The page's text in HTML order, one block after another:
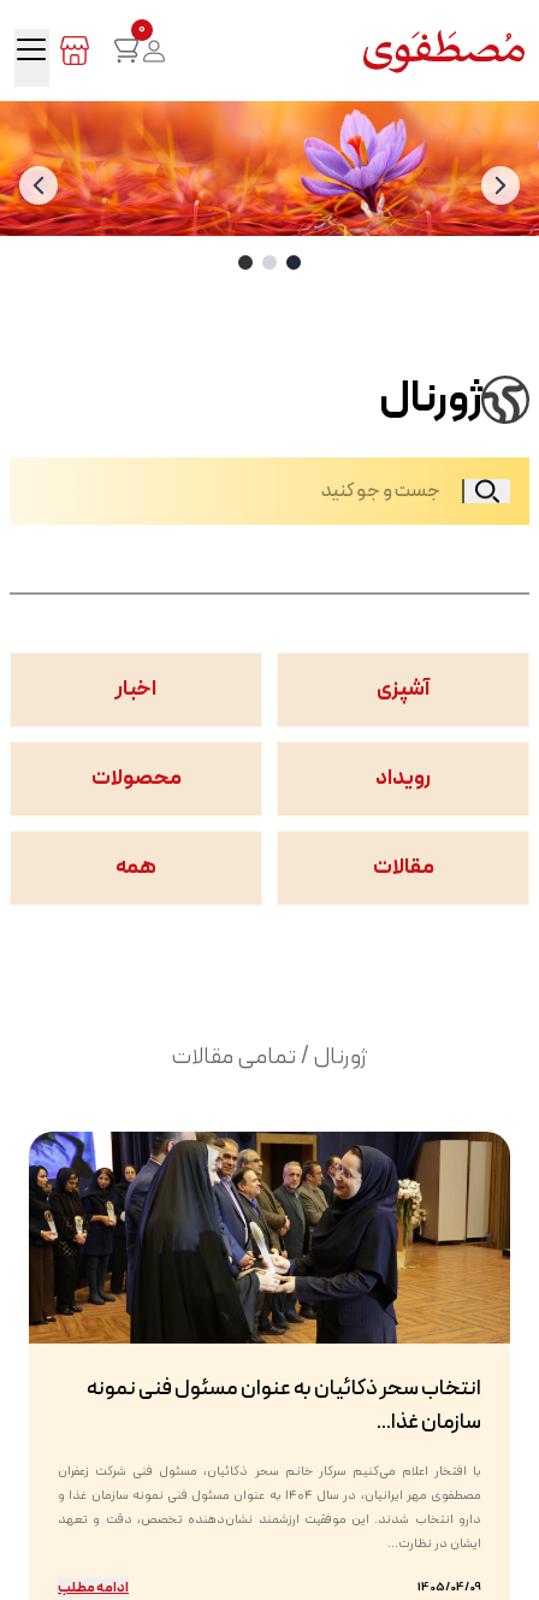
0
ژورنال
آشپزی اخبار
رویداد محصولات
مقالات همه
ژورنال / تمامی مقالات
انتخاب سحر ذکائیان به عنوان مسئول فنی نمونه
سازمان غذا...
با افتخار اعلام می‌کنیم سرکار خانم سحر ذکائیان، مسئول فنی شرکت زعفران
مصطفوی مهر ایرانیان، در سال ۱۴۰۴ به عنوان مسئول فنی نمونه سازمان غذا و
دارو انتخاب شدند. این موفقیت ارزشمند نشان‌دهنده تخصص، دقت و تعهد
ایشان در نظارت...
1405/04/09 ادامه مطلب